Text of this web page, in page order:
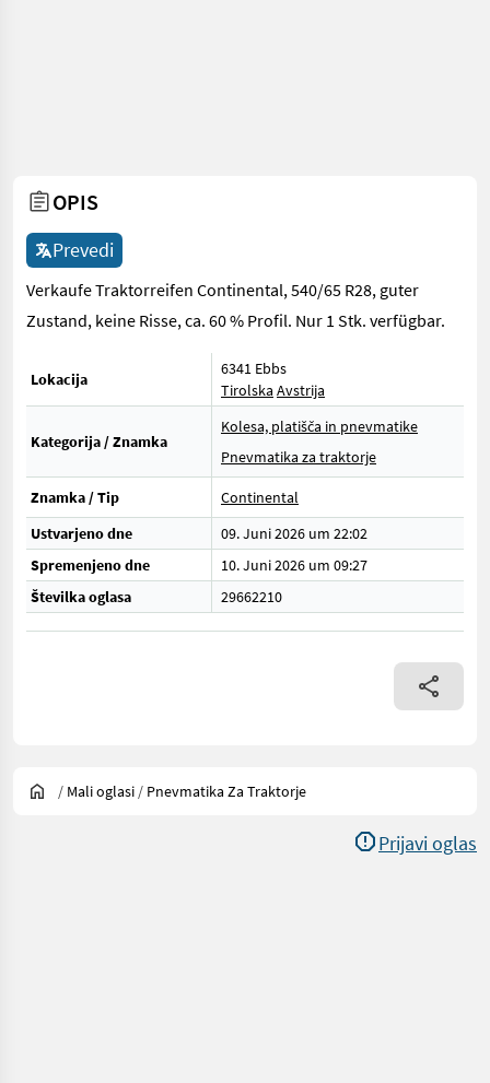
OPIS
Prevedi
Verkaufe Traktorreifen Continental, 540/65 R28, guter
Zustand, keine Risse, ca. 60 % Profil. Nur 1 Stk. verfügbar.
Lokacija
6341 Ebbs
Tirolska Avstrija
Kategorija / Znamka
Kolesa, platišča in pnevmatike
Pnevmatika za traktorje
Znamka / Tip
Continental
Ustvarjeno dne
09. Juni 2026 um 22:02
Spremenjeno dne
10. Juni 2026 um 09:27
Številka oglasa
29662210
/ Mali oglasi / Pnevmatika Za Traktorje
Prijavi oglas